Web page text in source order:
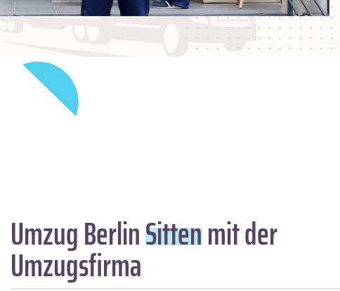
Umzug BerlinSittenmit der
Umzugsfirma